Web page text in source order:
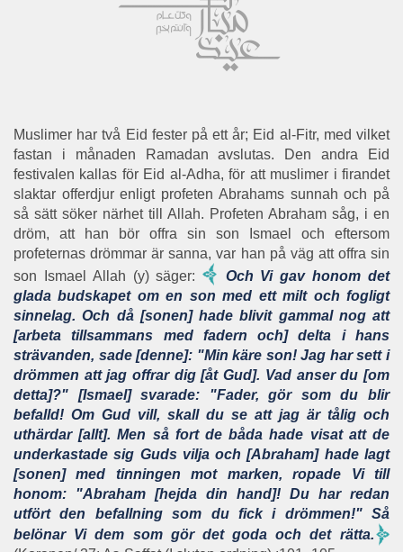
Muslimer har två Eid fester på ett år; Eid al-Fitr, med vilket
fastan i månaden Ramadan avslutas. Den andra Eid
festivalen kallas för Eid al-Adha, för att muslimer i firandet
slaktar offerdjur enligt profeten Abrahams sunnah och på
så sätt söker närhet till Allah. Profeten Abraham såg, i en
dröm, att han bör offra sin son Ismael och eftersom
profeternas drömmar är sanna, var han på väg att offra sin
son Ismael Allah (y) säger:
Och Vi gav honom det
glada budskapet om en son med ett milt och fogligt
sinnelag. Och då [sonen] hade blivit gammal nog att
[arbeta tillsammans med fadern och] delta i hans
strävanden, sade [denne]: "Min käre son! Jag har sett i
drömmen att jag offrar dig [åt Gud]. Vad anser du [om
detta]?" [Ismael] svarade: "Fader, gör som du blir
befalld! Om Gud vill, skall du se att jag är tålig och
uthärdar [allt]. Men så fort de båda hade visat att de
underkastade sig Guds vilja och [Abraham] hade lagt
[sonen] med tinningen mot marken, ropade Vi till
honom: "Abraham [hejda din hand]! Du har redan
utfört den befallning som du fick i drömmen!" Så
belönar Vi dem som gör det goda och det rätta.